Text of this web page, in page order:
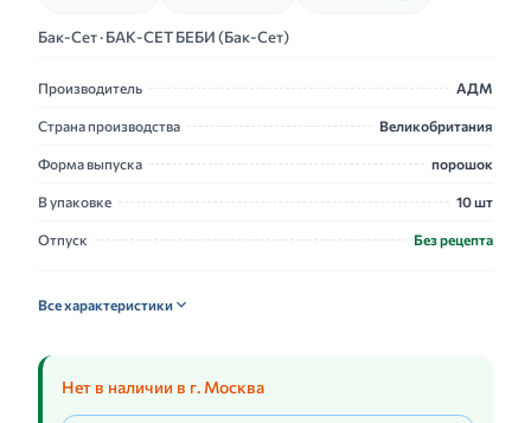
Бак-Сет · БАК-СЕТ БЕБИ (Бак-Сет)
Производитель АДМ
Страна производства Великобритания
Форма выпуска порошок
В упаковке 10 шт
Отпуск Без рецепта
Все характеристики
Нет в наличии в г. Москва